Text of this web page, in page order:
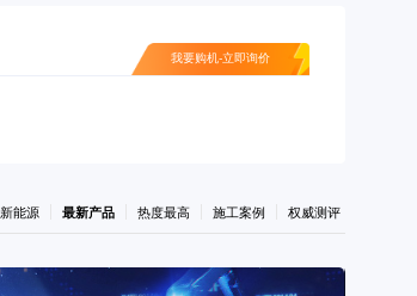
我要购机-立即询价
新能源 最新产品 热度最高 施工案例 权威测评